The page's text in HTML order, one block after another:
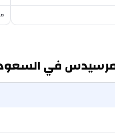
مرسيدس في